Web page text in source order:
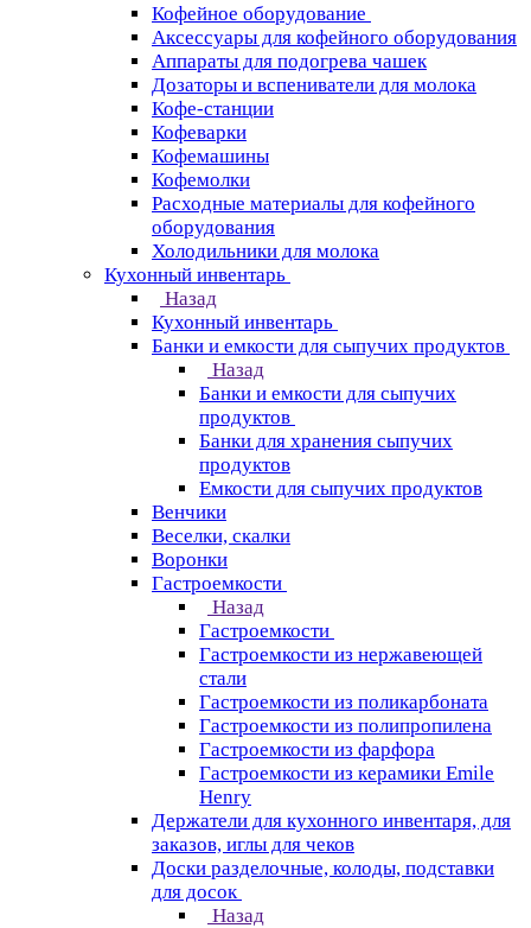
Кофейное оборудование
Аксессуары для кофейного оборудования
Аппараты для подогрева чашек
Дозаторы и вспениватели для молока
Кофе-станции
Кофеварки
Кофемашины
Кофемолки
Расходные материалы для кофейного
оборудования
Холодильники для молока
Кухонный инвентарь
Назад
Кухонный инвентарь
Банки и емкости для сыпучих продуктов
Назад
Банки и емкости для сыпучих
продуктов
Банки для хранения сыпучих
продуктов
Емкости для сыпучих продуктов
Венчики
Веселки, скалки
Воронки
Гастроемкости
Назад
Гастроемкости
Гастроемкости из нержавеющей
стали
Гастроемкости из поликарбоната
Гастроемкости из полипропилена
Гастроемкости из фарфора
Гастроемкости из керамики Emile
Henry
Держатели для кухонного инвентаря, для
заказов, иглы для чеков
Доски разделочные, колоды, подставки
для досок
Назад